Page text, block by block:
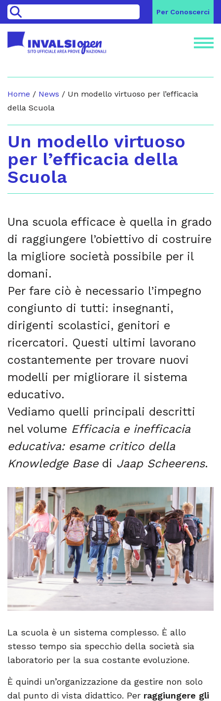
> Per Conoscerci
Home / News / Un modello virtuoso per l’efficacia
della Scuola
Un modello virtuoso
per l’efficacia della
Scuola
Una scuola efficace è quella in grado
di raggiungere l’obiettivo di costruire
la migliore società possibile per il
domani.
Per fare ciò è necessario l’impegno
congiunto di tutti: insegnanti,
dirigenti scolastici, genitori e
ricercatori. Questi ultimi lavorano
costantemente per trovare nuovi
modelli per migliorare il sistema
educativo.
Vediamo quelli principali descritti
nel volume Efficacia e inefficacia
educativa: esame critico della
Knowledge Basedi Jaap Scheerens.
La scuola è un sistema complesso. È allo
stesso tempo sia specchio della società sia
laboratorio per la sua costante evoluzione.
È quindi un’organizzazione da gestire non solo
dal punto di vista didattico. Per raggiungere gli